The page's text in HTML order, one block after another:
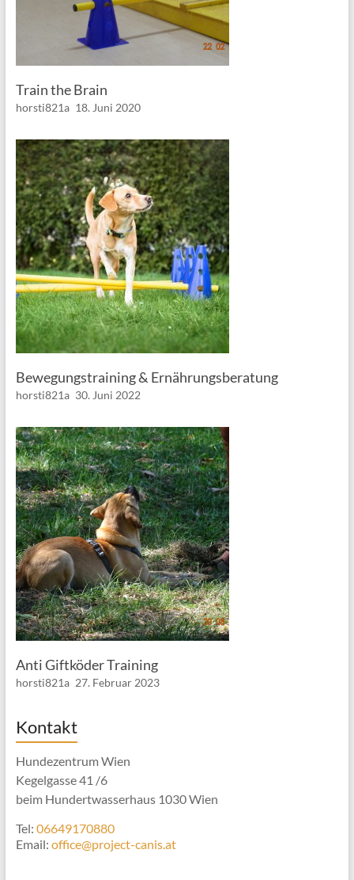
Train the Brain
horsti821a 18. Juni 2020
Bewegungstraining & Ernährungsberatung
horsti821a 30. Juni 2022
Anti Giftköder Training
horsti821a 27. Februar 2023
Kontakt
Hundezentrum Wien
Kegelgasse 41 /6
beim Hundertwasserhaus 1030 Wien
Tel: 06649170880
Email: office@project-canis.at